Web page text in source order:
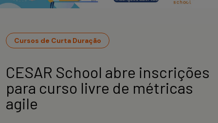
Cursos de Curta Duração
CESAR School abre inscrições
para curso livre de métricas
agile